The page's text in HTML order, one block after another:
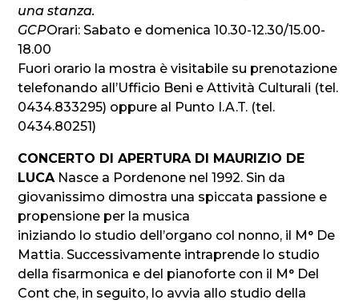
una stanza.
GCPOrari: Sabato e domenica 10.30-12.30/15.00-
18.00
Fuori orario la mostra è visitabile su prenotazione
telefonando all’Ufficio Beni e Attività Culturali (tel.
0434.833295) oppure al Punto I.A.T. (tel.
0434.80251)
CONCERTO DI APERTURA DI MAURIZIO DE
LUCANasce a Pordenone nel 1992. Sin da
giovanissimo dimostra una spiccata passione e
propensione per la musica
iniziando lo studio dell’organo col nonno, il M° De
Mattia. Successivamente intraprende lo studio
della fisarmonica e del pianoforte con il M° Del
Cont che, in seguito, lo avvia allo studio della